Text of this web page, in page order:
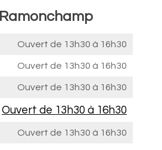
Ouvert de 13h30 à 16h30
Ouvert de 13h30 à 16h30
Ouvert de 13h30 à 16h30
Ouvert de 13h30 à 16h30
Ouvert de 13h30 à 16h30